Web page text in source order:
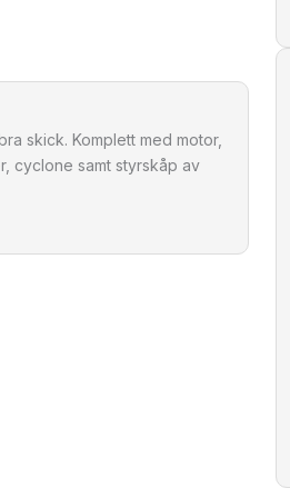
skick. Komplett med motor,
cyclone samt styrskåp av